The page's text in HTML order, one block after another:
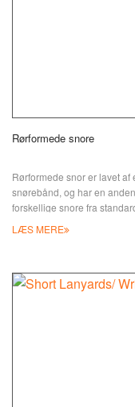
Rørformede snore
Rørformede snor er lavet
snørebånd, og har en
forskellige snore fra
kroge, nøgleringe eller
LÆS MERE